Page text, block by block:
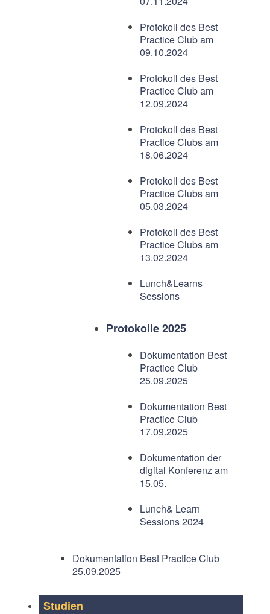
Protokoll des Best
Practice Club am
09.10.2024
Protokoll des Best
Practice Club am
12.09.2024
Protokoll des Best
Practice Clubs am
18.06.2024
Protokoll des Best
Practice Clubs am
05.03.2024
Protokoll des Best
Practice Clubs am
13.02.2024
Lunch&Learns
Sessions
Protokolle 2025
Dokumentation Best
Practice Club
25.09.2025
Dokumentation Best
Practice Club
17.09.2025
Dokumentation der
digital Konferenz am
15.05.
Lunch& Learn
Sessions 2024
Dokumentation Best Practice Club
25.09.2025
Studien